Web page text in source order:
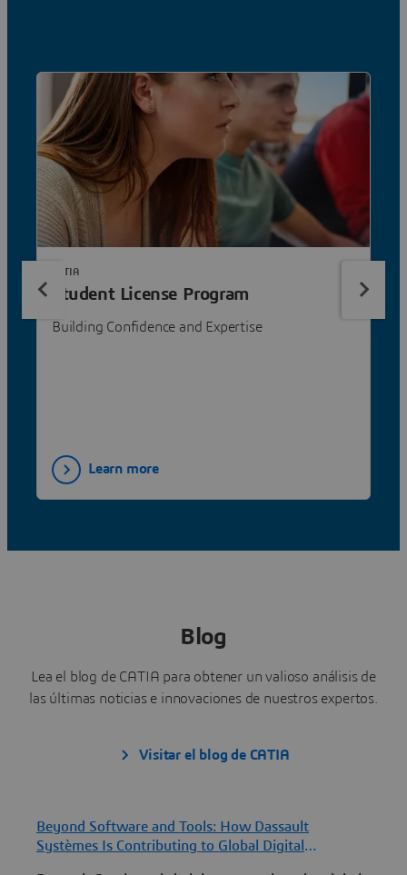
Student License Program
Building Confidence and Expertise
CATIA
Learn more
Blog
Lea el blog de CATIA para obtener un valioso análisis de
las últimas noticias e innovaciones de nuestros expertos.
Visitar el blog de CATIA
Beyond Software and Tools: How Dassault
Systèmes Is Contributing to Global Digital